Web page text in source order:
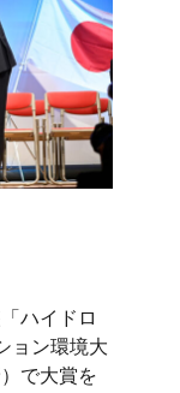
ハイドロ
ョン環境大
で大賞を